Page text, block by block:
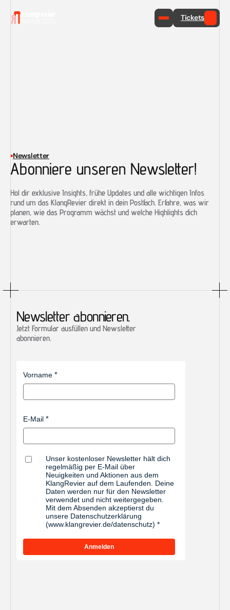
Tickets
Newsletter
Abonniere unseren Newsletter!
Hol dir exklusive Insights, frühe Updates und alle wichtigen Infos
rund um das KlangRevier direkt in dein Postfach. Erfahre, was wir
planen, wie das Programm wächst und welche Highlights dich
erwarten.
Vorname
E-Mail
Unser kostenloser Newsletter hält dich
regelmäßig per E-Mail über
Neuigkeiten und Aktionen aus dem
KlangRevier auf dem Laufenden. Deine
Daten werden nur für den Newsletter
verwendet und nicht weitergegeben.
Mit dem Absenden akzeptierst du
unsere Datenschutzerklärung
(www.klangrevier.de/datenschutz)
Anmelden
Newsletter abonnieren.
Jetzt Formular ausfüllen und Newsletter
abonnieren.